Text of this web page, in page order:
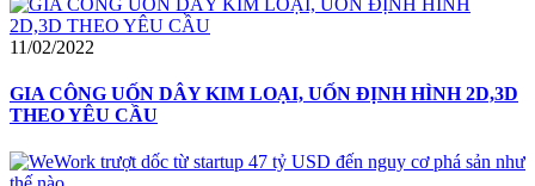
11/02/2022
GIA CÔNG UỐN DÂY KIM LOẠI, UỐN ĐỊNH HÌNH 2D,3D
THEO YÊU CẦU